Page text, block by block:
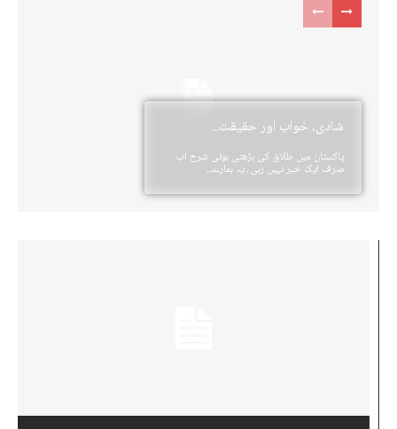
شادی، خواب اور حقیقت...
پاکستان میں طلاق کی بڑھتی ہوئی شرح اب
صرف ایک خبر نہیں رہی، یہ ہمارے...